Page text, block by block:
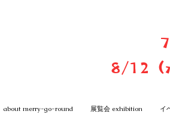
8/12（
about merry-go-round 展覧会 exhibition イ